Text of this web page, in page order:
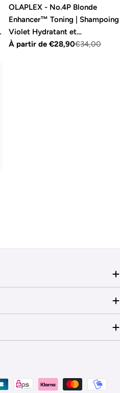
OLAPLEX - No.4P Blonde
Enhancer™ Toning | Shampoing
Violet Hydratant et
Déjaunissant
Prix
À partir de €28,90
Prix
€34,00